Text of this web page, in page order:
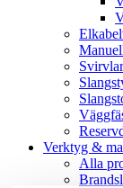
Svirvlar
Verktyg &
Alla